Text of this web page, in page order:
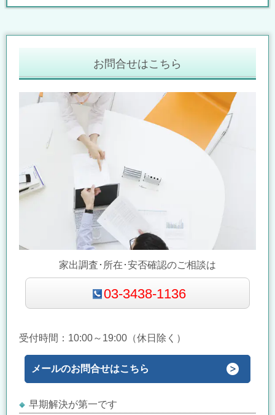
お問合せはこちら
家出調査･所在･安否確認のご相談は
03-3438-1136
受付時間：10:00～19:00（休日除く）
メールのお問合せはこちら
早期解決が第一です